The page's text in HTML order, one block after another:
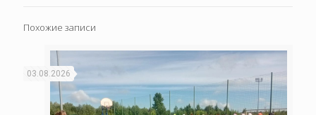
Похожие записи
03.08.2026